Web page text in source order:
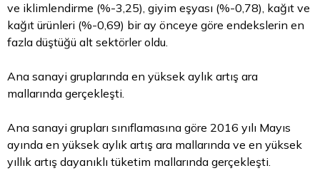
ve iklimlendirme (%-3,25), giyim eşyası (%-0,78), kağıt ve
kağıt ürünleri (%-0,69) bir ay önceye göre endekslerin en
fazla düştüğü alt sektörler oldu.
Ana sanayi gruplarında en yüksek aylık artış ara
mallarında gerçekleşti.
Ana sanayi grupları sınıflamasına göre 2016 yılı Mayıs
ayında en yüksek aylık artış ara mallarında ve en yüksek
yıllık artış dayanıklı tüketim mallarında gerçekleşti.